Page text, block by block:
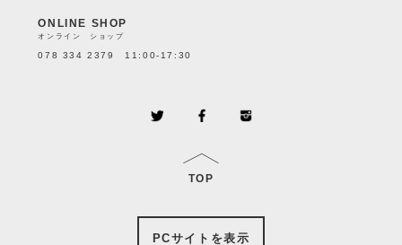
ONLINE SHOP
オンライン ショップ
078 334 2379 11:00-17:30
TOP
PCサイトを表示